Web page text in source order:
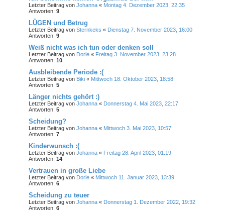
Letzter Beitrag von Johanna « Montag 4. Dezember 2023, 22:35
Antworten: 9
LÜGEN und Betrug
Letzter Beitrag von Sternkeks « Dienstag 7. November 2023, 16:00
Antworten: 9
Weiß nicht was ich tun oder denken soll
Letzter Beitrag von Dorle « Freitag 3. November 2023, 23:28
Antworten: 10
Ausbleibende Periode :(
Letzter Beitrag von Biki « Mittwoch 18. Oktober 2023, 18:58
Antworten: 5
Länger nichts gehört :)
Letzter Beitrag von Johanna « Donnerstag 4. Mai 2023, 22:17
Antworten: 5
Scheidung?
Letzter Beitrag von Johanna « Mittwoch 3. Mai 2023, 10:57
Antworten: 7
Kinderwunsch :(
Letzter Beitrag von Johanna « Freitag 28. April 2023, 01:19
Antworten: 14
Vertrauen in große Liebe
Letzter Beitrag von Dorle « Mittwoch 11. Januar 2023, 13:39
Antworten: 6
Scheidung zu teuer
Letzter Beitrag von Johanna « Donnerstag 1. Dezember 2022, 19:32
Antworten: 6